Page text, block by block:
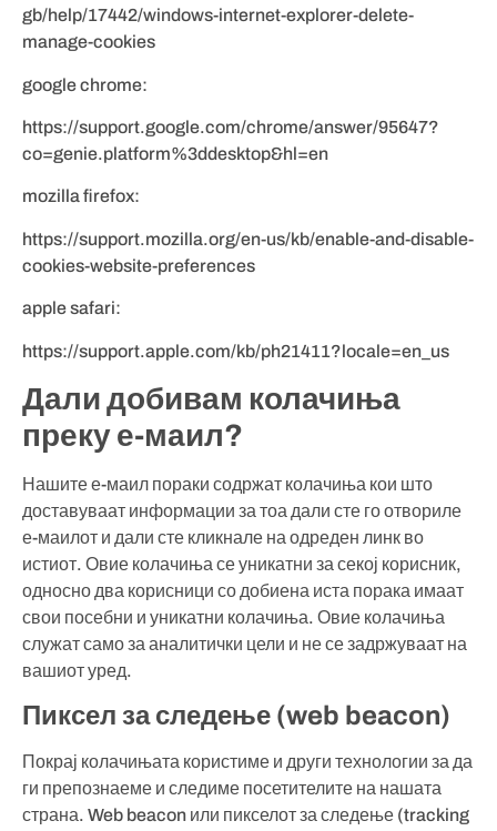
gb/help/17442/windows-internet-explorer-delete-
manage-cookies
google chrome:
https://support.google.com/chrome/answer/95647?
co=genie.platform%3ddesktop&hl=en
mozilla firefox:
https://support.mozilla.org/en-us/kb/enable-and-disable-
cookies-website-preferences
apple safari:
https://support.apple.com/kb/ph21411?locale=en_us
Дали добивам колачиња
преку е-маил?
Нашите е-маил пораки содржат колачиња кои што
доставуваат информации за тоа дали сте го отвориле
е-маилот и дали сте кликнале на одреден линк во
истиот. Овие колачиња се уникатни за секој корисник,
односно два корисници со добиена иста порака имаат
свои посебни и уникатни колачиња. Овие колачиња
служат само за аналитички цели и не се задржуваат на
вашиот уред.
Пиксел за следење (web beacon)
Покрај колачињата користиме и други технологии за да
ги препознаеме и следиме посетителите на нашата
страна. Web beacon или пикселот за следење (tracking